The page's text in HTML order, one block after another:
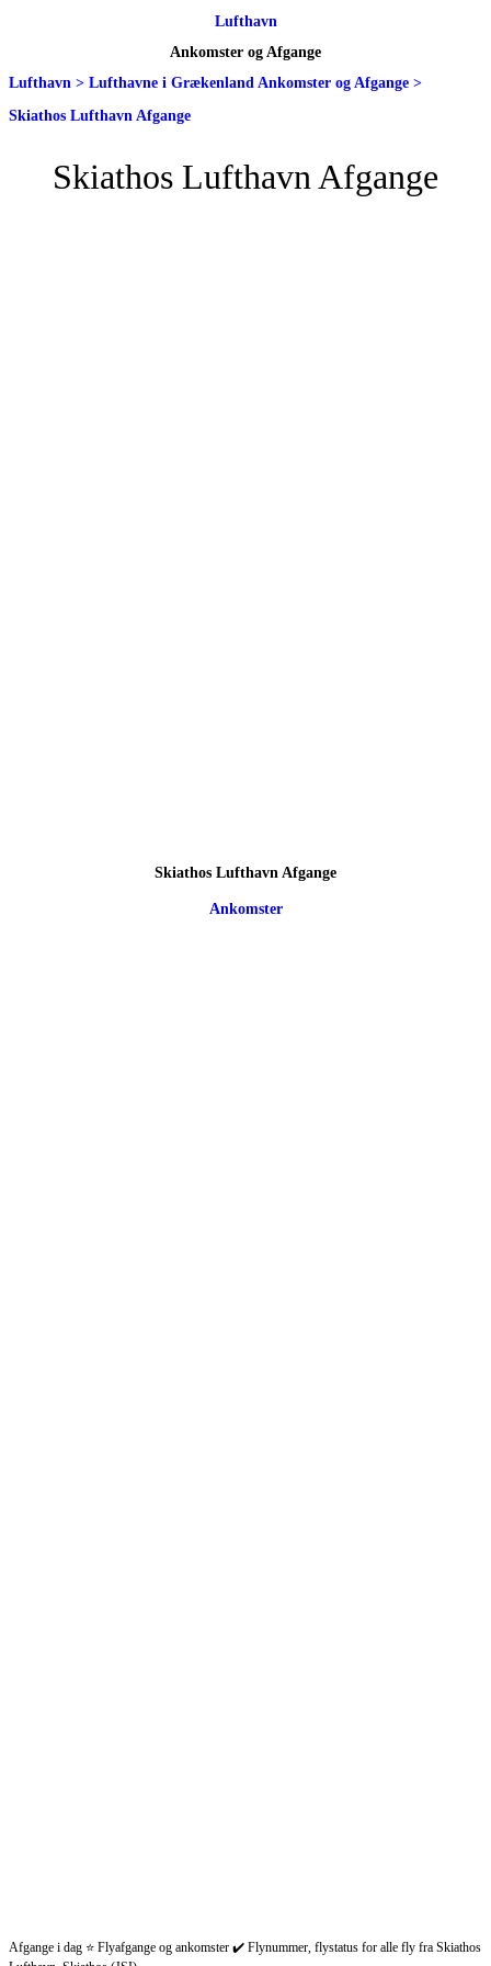
Lufthavn
Ankomster og Afgange
Lufthavn > Lufthavne i Grækenland Ankomster og Afgange >
Skiathos Lufthavn Afgange
Skiathos Lufthavn Afgange
Skiathos Lufthavn Afgange
Ankomster
Afgange i dag ⭐ Flyafgange og ankomster ✔️ Flynummer, flystatus for alle fly fra Skiathos